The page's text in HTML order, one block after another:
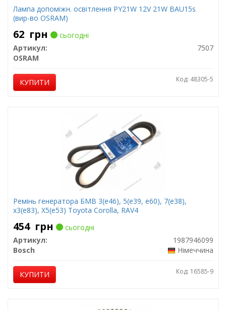
Лампа допоміжн. освітлення РY21W 12V 21W ВАU15s
(вир-во OSRAM)
62 грн
сьогодні
Артикул:
7507
OSRAM
КУПИТИ Код: 48305-5
Ремінь генератора БМВ 3(е46), 5(е39, е60), 7(е38),
х3(е83), Х5(е53) Toyota Corolla, RAV4
454 грн
сьогодні
Артикул:
1987946099
Bosch
Німеччина
КУПИТИ Код: 16585-9